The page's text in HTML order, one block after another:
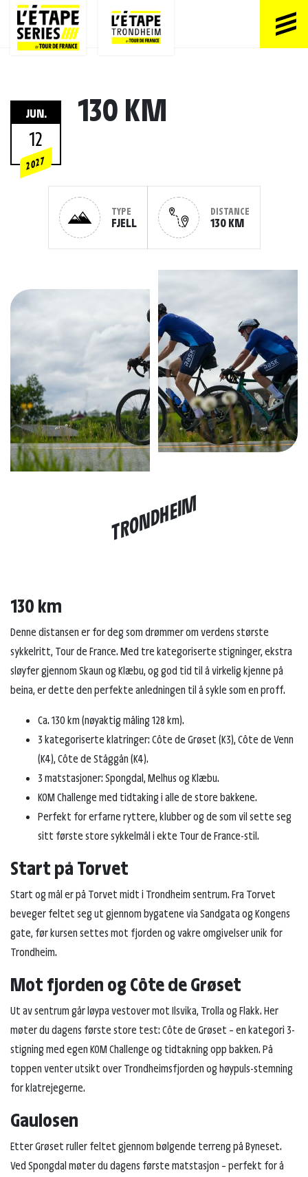
JUN.
12
2027
130 KM
TYPE
FJELL
DISTANCE
130 KM
TRONDHEIM
130 km
Denne distansen er for deg som drømmer om verdens største
sykkelritt, Tour de France. Med tre kategoriserte stigninger, ekstra
sløyfer gjennom Skaun og Klæbu, og god tid til å virkelig kjenne på
beina, er dette den perfekte anledningen til å sykle som en proff.
Ca. 130 km (nøyaktig måling 128 km).
3 kategoriserte klatringer: Côte de Grøset (K3), Côte de Venn
(K4), Côte de Ståggån (K4).
3 matstasjoner: Spongdal, Melhus og Klæbu.
KOM Challenge med tidtaking i alle de store bakkene.
Perfekt for erfarne ryttere, klubber og de som vil sette seg
sitt første store sykkelmål i ekte Tour de France-stil.
Start på Torvet
Start og mål er på Torvet midt i Trondheim sentrum. Fra Torvet
beveger feltet seg ut gjennom bygatene via Sandgata og Kongens
gate, før kursen settes mot fjorden og vakre omgivelser unik for
Trondheim.
Mot fjorden og Côte de Grøset
Ut av sentrum går løypa vestover mot Ilsvika, Trolla og Flakk. Her
møter du dagens første store test: Côte de Grøset – en kategori 3-
stigning med egen KOM Challenge og tidtakning opp bakken. På
toppen venter utsikt over Trondheimsfjorden og høypuls-stemning
for klatrejegerne.
Gaulosen
Etter Grøset ruller feltet gjennom bølgende terreng på Byneset.
Ved Spongdal møter du dagens første matstasjon – perfekt for å